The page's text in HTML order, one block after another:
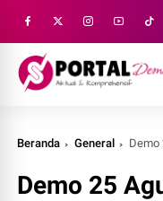
Beranda General Demo
Demo 25